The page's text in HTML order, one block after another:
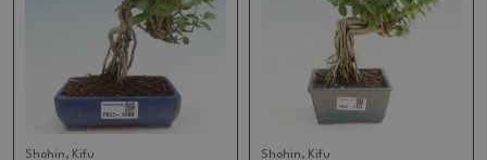
Shohin, Kifu Shohin, Kifu